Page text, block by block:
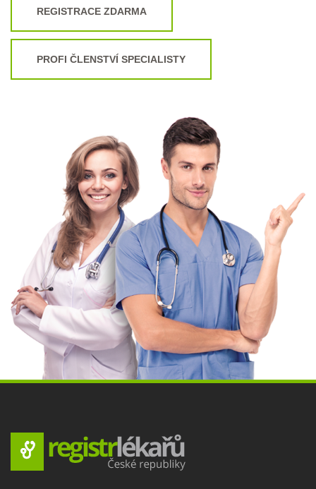
REGISTRACE ZDARMA
PROFI ČLENSTVÍ SPECIALISTY